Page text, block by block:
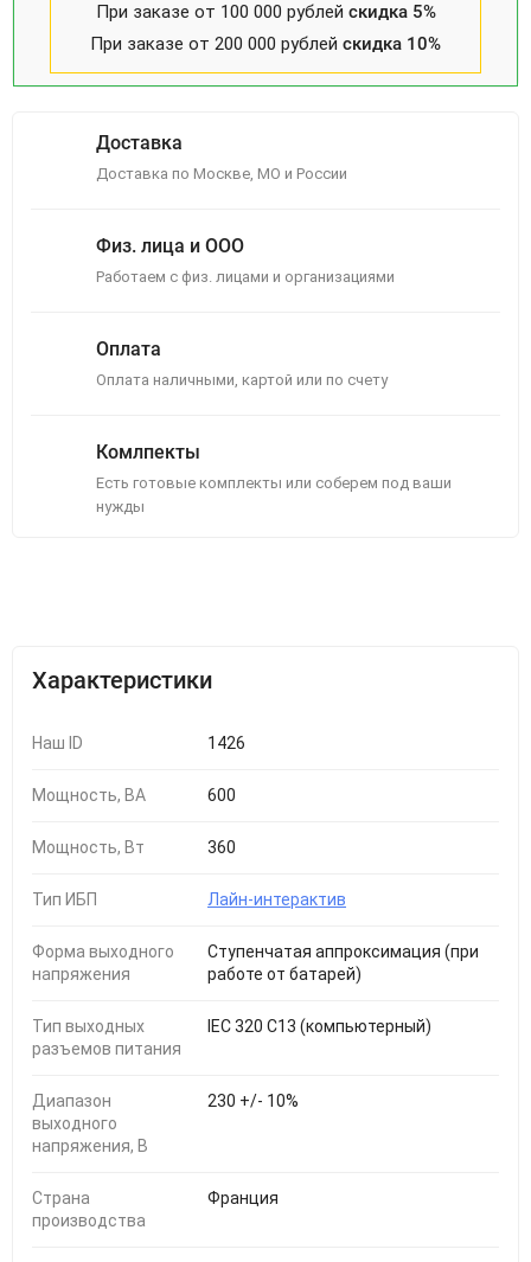
При заказе от 100 000 рублей скидка 5%
При заказе от 200 000 рублей скидка 10%
Доставка
Доставка по Москве, МО и России
Физ. лица и ООО
Работаем с физ. лицами и организациями
Оплата
Оплата наличными, картой или по счету
Комлпекты
Есть готовые комплекты или соберем под ваши
нужды
Характеристики
Наш ID 1426
Мощность, ВА 600
Мощность, Вт 360
Тип ИБП Лайн-интерактив
Форма выходного
напряжения
Ступенчатая аппроксимация (при
работе от батарей)
Тип выходных
разъемов питания
IEC 320 C13 (компьютерный)
Диапазон
выходного
напряжения, В
230 +/- 10%
Страна
производства
Франция